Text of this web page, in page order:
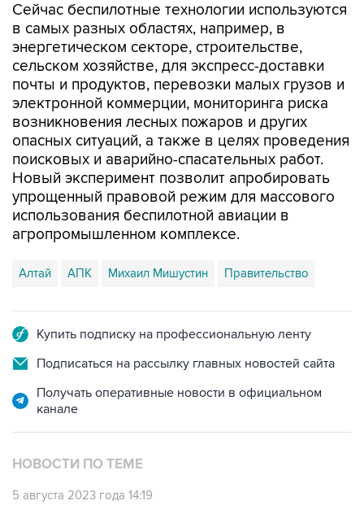
Сейчас беспилотные технологии используются
в самых разных областях, например, в
энергетическом секторе, строительстве,
сельском хозяйстве, для экспресс-доставки
почты и продуктов, перевозки малых грузов и
электронной коммерции, мониторинга риска
возникновения лесных пожаров и других
опасных ситуаций, а также в целях проведения
поисковых и аварийно-спасательных работ.
Новый эксперимент позволит апробировать
упрощенный правовой режим для массового
использования беспилотной авиации в
агропромышленном комплексе.
Алтай АПК Михаил Мишустин Правительство
Купить подписку на профессиональную ленту
Подписаться на рассылку главных новостей сайта
Получать оперативные новости в официальном
канале
НОВОСТИ ПО ТЕМЕ
5 августа 2023 года 14:19